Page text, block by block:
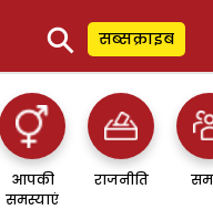
⚲ सब्सक्राइब
आपकी
समस्याएं
राजनीति